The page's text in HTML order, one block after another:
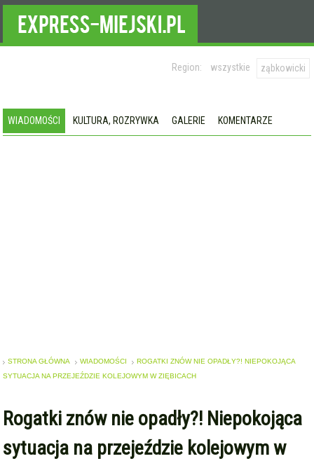
Region: wszystkie ząbkowicki
WIADOMOŚCI KULTURA, ROZRYWKA GALERIE KOMENTARZE
STRONA GŁÓWNA WIADOMOŚCI
ROGATKI ZNÓW NIE OPADŁY?! NIEPOKOJĄCA
SYTUACJA NA PRZEJEŹDZIE KOLEJOWYM W ZIĘBICACH
Rogatki znów nie opadły?! Niepokojąca
sytuacja na przejeździe kolejowym w